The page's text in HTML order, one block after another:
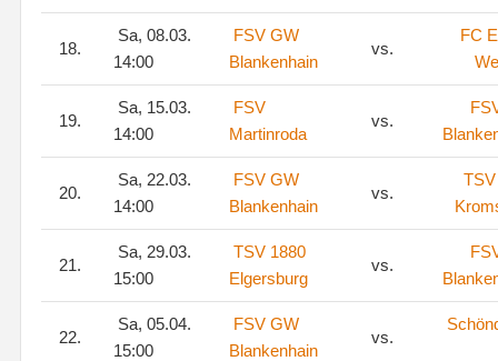
18.
Sa, 08.03.
14:00
FSV GW
Blankenhain
vs.
FC
19.
Sa, 15.03.
14:00
FSV
Martinroda
vs.
20.
Sa, 22.03.
14:00
FSV GW
Blankenhain
vs.
21.
Sa, 29.03.
15:00
TSV 1880
Elgersburg
vs.
22.
Sa, 05.04.
15:00
FSV GW
Blankenhain
vs.